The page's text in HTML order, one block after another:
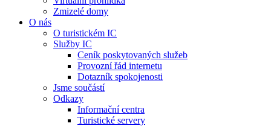
Zmizelé domy
O nás
O turistickém IC
Služby IC
Ceník poskytovaných služeb
Provozní řád internetu
Dotazník spokojenosti
Jsme součástí
Odkazy
Informační centra
Turistické servery